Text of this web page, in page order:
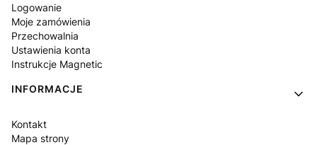
Logowanie
Moje zamówienia
Przechowalnia
Ustawienia konta
Instrukcje Magnetic
INFORMACJE
Kontakt
Mapa strony